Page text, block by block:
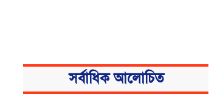
সর্বাধিক আলোচিত